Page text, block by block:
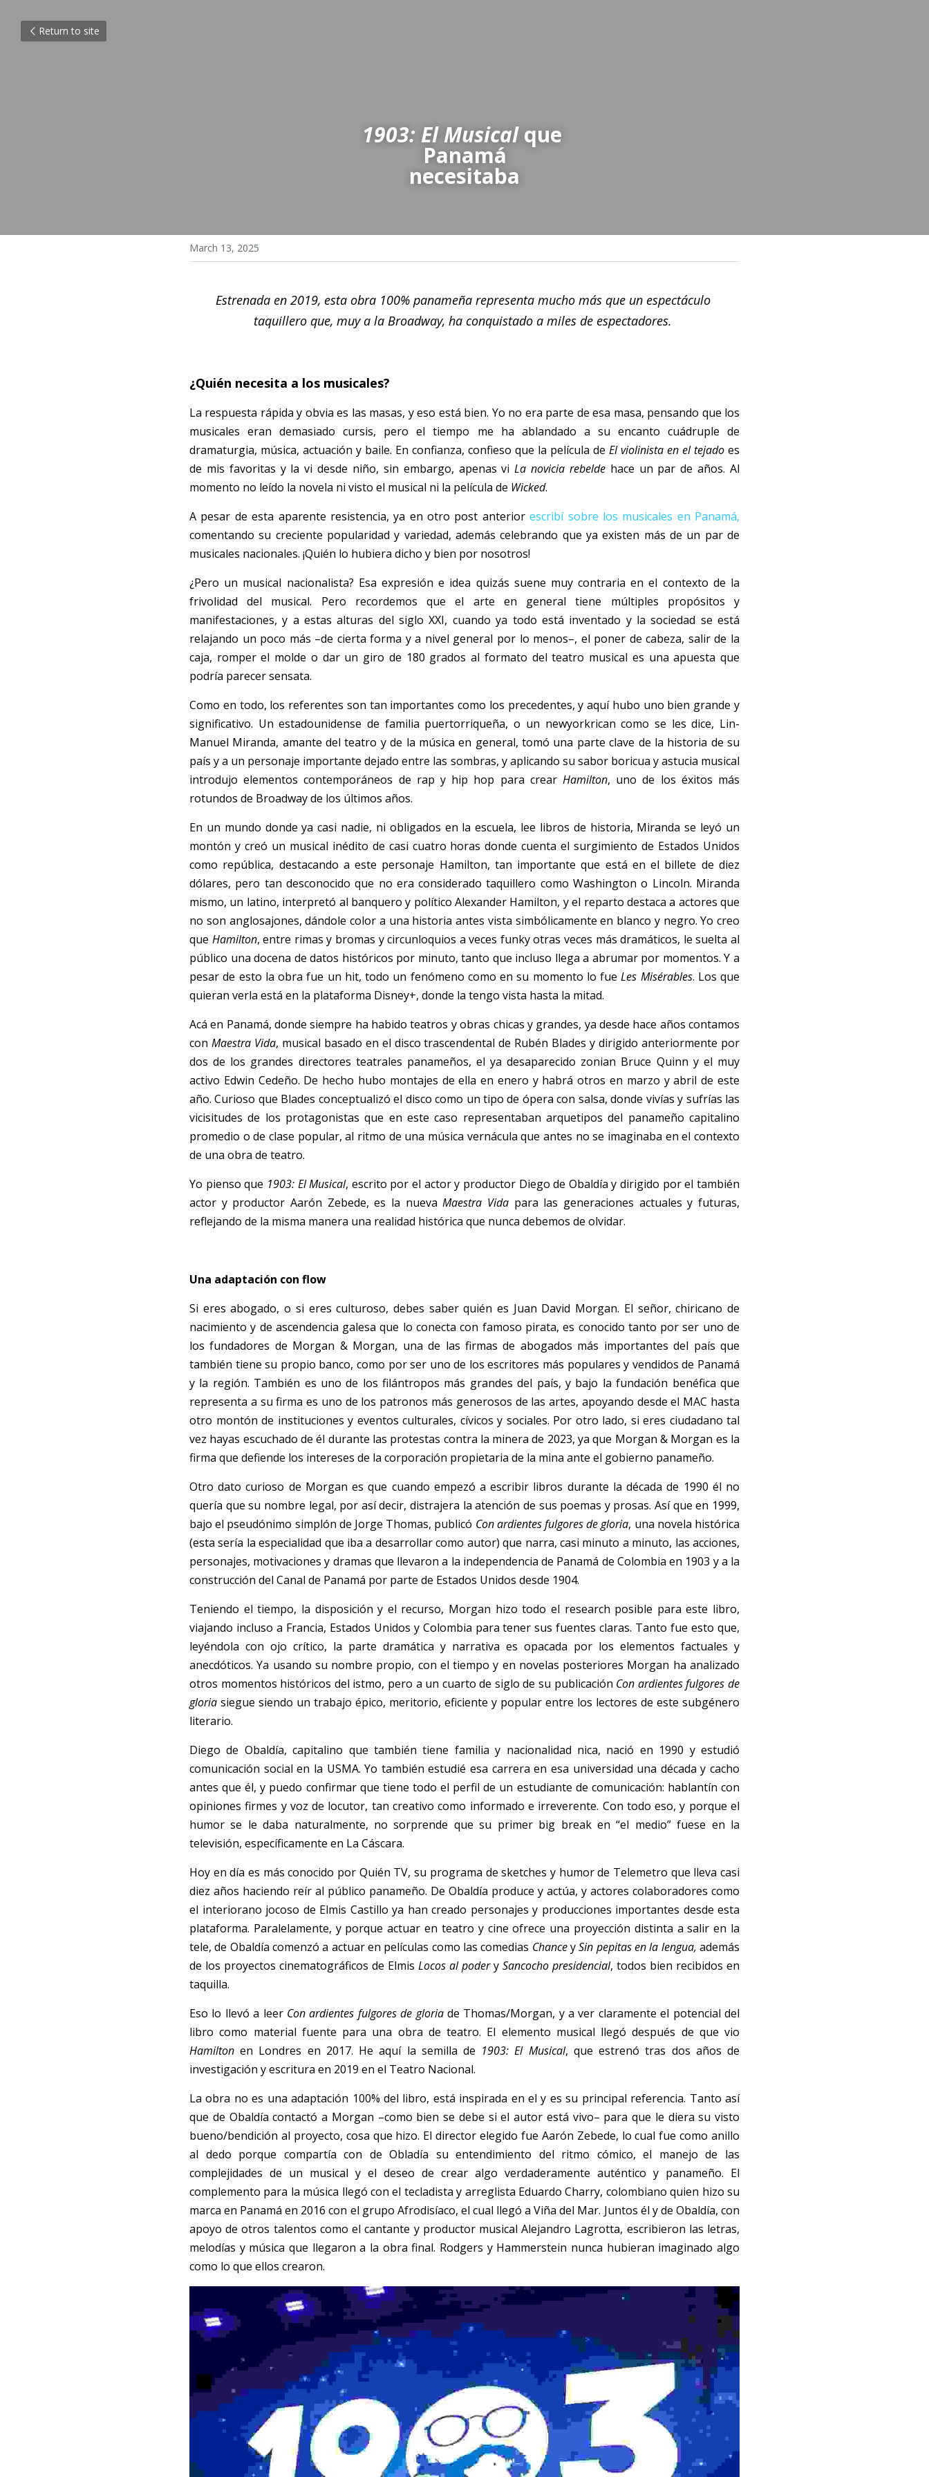
Return to site
1903: El Musical que
Panamá
necesitaba
March 13, 2025
Estrenada en 2019, esta obra 100% panameña representa mucho más que un espectáculo
taquillero que, muy a la Broadway, ha conquistado a miles de espectadores.
¿Quién necesita a los musicales?
La respuesta rápida y obvia es las masas, y eso está bien. Yo no era parte de esa masa, pensando que los
musicales eran demasiado cursis, pero el tiempo me ha ablandado a su encanto cuádruple de
dramaturgia, música, actuación y baile. En confianza, confieso que la película de El violinista en el tejado es
de mis favoritas y la vi desde niño, sin embargo, apenas vi La novicia rebelde hace un par de años. Al
momento no leído la novela ni visto el musical ni la película de Wicked.
A pesar de esta aparente resistencia, ya en otro post anterior escribí sobre los musicales en Panamá,
comentando su creciente popularidad y variedad, además celebrando que ya existen más de un par de
musicales nacionales. ¡Quién lo hubiera dicho y bien por nosotros!
¿Pero un musical nacionalista? Esa expresión e idea quizás suene muy contraria en el contexto de la
frivolidad del musical. Pero recordemos que el arte en general tiene múltiples propósitos y
manifestaciones, y a estas alturas del siglo XXI, cuando ya todo está inventado y la sociedad se está
relajando un poco más –de cierta forma y a nivel general por lo menos–, el poner de cabeza, salir de la
caja, romper el molde o dar un giro de 180 grados al formato del teatro musical es una apuesta que
podría parecer sensata.
Como en todo, los referentes son tan importantes como los precedentes, y aquí hubo uno bien grande y
significativo. Un estadounidense de familia puertorriqueña, o un newyorkrican como se les dice, Lin-
Manuel Miranda, amante del teatro y de la música en general, tomó una parte clave de la historia de su
país y a un personaje importante dejado entre las sombras, y aplicando su sabor boricua y astucia musical
introdujo elementos contemporáneos de rap y hip hop para crear Hamilton, uno de los éxitos más
rotundos de Broadway de los últimos años.
En un mundo donde ya casi nadie, ni obligados en la escuela, lee libros de historia, Miranda se leyó un
montón y creó un musical inédito de casi cuatro horas donde cuenta el surgimiento de Estados Unidos
como república, destacando a este personaje Hamilton, tan importante que está en el billete de diez
dólares, pero tan desconocido que no era considerado taquillero como Washington o Lincoln. Miranda
mismo, un latino, interpretó al banquero y político Alexander Hamilton, y el reparto destaca a actores que
no son anglosajones, dándole color a una historia antes vista simbólicamente en blanco y negro. Yo creo
que Hamilton, entre rimas y bromas y circunloquios a veces funky otras veces más dramáticos, le suelta al
público una docena de datos históricos por minuto, tanto que incluso llega a abrumar por momentos. Y a
pesar de esto la obra fue un hit, todo un fenómeno como en su momento lo fue Les Misérables. Los que
quieran verla está en la plataforma Disney+, donde la tengo vista hasta la mitad.
Acá en Panamá, donde siempre ha habido teatros y obras chicas y grandes, ya desde hace años contamos
con Maestra Vida, musical basado en el disco trascendental de Rubén Blades y dirigido anteriormente por
dos de los grandes directores teatrales panameños, el ya desaparecido zonian Bruce Quinn y el muy
activo Edwin Cedeño. De hecho hubo montajes de ella en enero y habrá otros en marzo y abril de este
año. Curioso que Blades conceptualizó el disco como un tipo de ópera con salsa, donde vivías y sufrías las
vicisitudes de los protagonistas que en este caso representaban arquetipos del panameño capitalino
promedio o de clase popular, al ritmo de una música vernácula que antes no se imaginaba en el contexto
de una obra de teatro.
Yo pienso que 1903: El Musical, escrito por el actor y productor Diego de Obaldía y dirigido por el también
actor y productor Aarón Zebede, es la nueva Maestra Vida para las generaciones actuales y futuras,
reflejando de la misma manera una realidad histórica que nunca debemos de olvidar.
Una adaptación con flow
Si eres abogado, o si eres culturoso, debes saber quién es Juan David Morgan. El señor, chiricano de
nacimiento y de ascendencia galesa que lo conecta con famoso pirata, es conocido tanto por ser uno de
los fundadores de Morgan & Morgan, una de las firmas de abogados más importantes del país que
también tiene su propio banco, como por ser uno de los escritores más populares y vendidos de Panamá
y la región. También es uno de los filántropos más grandes del país, y bajo la fundación benéfica que
representa a su firma es uno de los patronos más generosos de las artes, apoyando desde el MAC hasta
otro montón de instituciones y eventos culturales, cívicos y sociales. Por otro lado, si eres ciudadano tal
vez hayas escuchado de él durante las protestas contra la minera de 2023, ya que Morgan & Morgan es la
firma que defiende los intereses de la corporación propietaria de la mina ante el gobierno panameño.
Otro dato curioso de Morgan es que cuando empezó a escribir libros durante la década de 1990 él no
quería que su nombre legal, por así decir, distrajera la atención de sus poemas y prosas. Así que en 1999,
bajo el pseudónimo simplón de Jorge Thomas, publicó Con ardientes fulgores de gloria, una novela histórica
(esta sería la especialidad que iba a desarrollar como autor) que narra, casi minuto a minuto, las acciones,
personajes, motivaciones y dramas que llevaron a la independencia de Panamá de Colombia en 1903 y a la
construcción del Canal de Panamá por parte de Estados Unidos desde 1904.
Teniendo el tiempo, la disposición y el recurso, Morgan hizo todo el research posible para este libro,
viajando incluso a Francia, Estados Unidos y Colombia para tener sus fuentes claras. Tanto fue esto que,
leyéndola con ojo crítico, la parte dramática y narrativa es opacada por los elementos factuales y
anecdóticos. Ya usando su nombre propio, con el tiempo y en novelas posteriores Morgan ha analizado
otros momentos históricos del istmo, pero a un cuarto de siglo de su publicación Con ardientes fulgores de
gloria siegue siendo un trabajo épico, meritorio, eficiente y popular entre los lectores de este subgénero
literario.
Diego de Obaldía, capitalino que también tiene familia y nacionalidad nica, nació en 1990 y estudió
comunicación social en la USMA. Yo también estudié esa carrera en esa universidad una década y cacho
antes que él, y puedo confirmar que tiene todo el perfil de un estudiante de comunicación: hablantín con
opiniones firmes y voz de locutor, tan creativo como informado e irreverente. Con todo eso, y porque el
humor se le daba naturalmente, no sorprende que su primer big break en “el medio” fuese en la
televisión, específicamente en La Cáscara.
Hoy en día es más conocido por Quién TV, su programa de sketches y humor de Telemetro que lleva casi
diez años haciendo reír al público panameño. De Obaldía produce y actúa, y actores colaboradores como
el interiorano jocoso de Elmis Castillo ya han creado personajes y producciones importantes desde esta
plataforma. Paralelamente, y porque actuar en teatro y cine ofrece una proyección distinta a salir en la
tele, de Obaldía comenzó a actuar en películas como las comedias Chance y Sin pepitas en la lengua, además
de los proyectos cinematográficos de Elmis Locos al poder y Sancocho presidencial, todos bien recibidos en
taquilla.
Eso lo llevó a leer Con ardientes fulgores de gloria de Thomas/Morgan, y a ver claramente el potencial del
Hamilton en Londres en 2017. He aquí la semilla de 1903: El Musical, que estrenó tras dos años de
investigación y escritura en 2019 en el Teatro Nacional.
La obra no es una adaptación 100% del libro, está inspirada en el y es su principal referencia. Tanto así
que de Obaldía contactó a Morgan –como bien se debe si el autor está vivo– para que le diera su visto
bueno/bendición al proyecto, cosa que hizo. El director elegido fue Aarón Zebede, lo cual fue como anillo
al dedo porque compartía con de Obladía su entendimiento del ritmo cómico, el manejo de las
complejidades de un musical y el deseo de crear algo verdaderamente auténtico y panameño. El
complemento para la música llegó con el tecladista y arreglista Eduardo Charry, colombiano quien hizo su
marca en Panamá en 2016 con el grupo Afrodisíaco, el cual llegó a Viña del Mar. Juntos él y de Obaldía, con
apoyo de otros talentos como el cantante y productor musical Alejandro Lagrotta, escribieron las letras,
melodías y música que llegaron a la obra final. Rodgers y Hammerstein nunca hubieran imaginado algo
como lo que ellos crearon.